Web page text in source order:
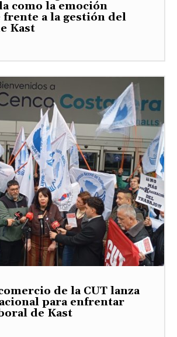
como la emoción
a la gestión del
Kast
de la CUT lanza
para enfrentar
de Kast